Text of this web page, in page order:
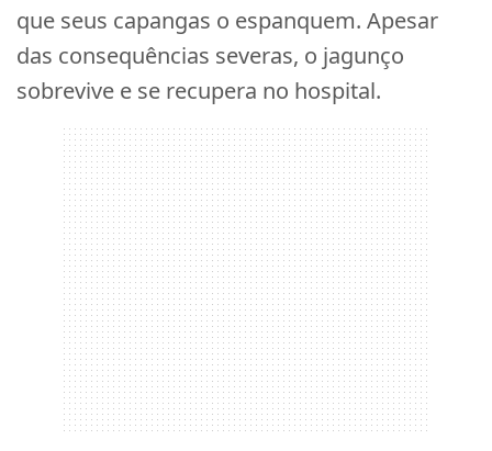
que seus capangas o espanquem. Apesar
das consequências severas, o jagunço
sobrevive e se recupera no hospital.